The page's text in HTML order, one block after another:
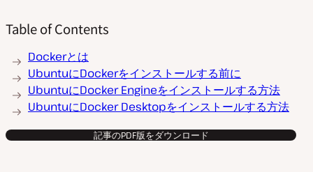
Table of Contents
Dockerとは
UbuntuにDockerをインストールする前に
UbuntuにDocker Engineをインストールする方法
UbuntuにDocker Desktopをインストールする方法
記事のPDF版をダウンロード